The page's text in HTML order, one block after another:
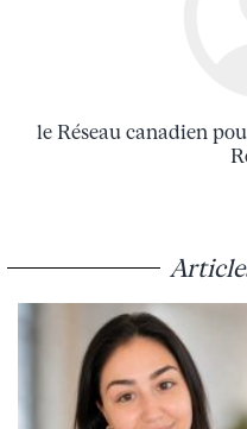
le Réseau canadien